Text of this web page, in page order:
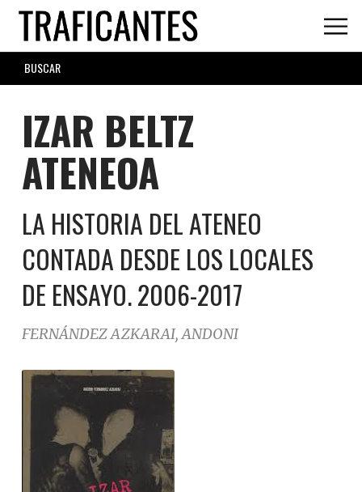
Skip
main
content
SEARCH
FORM
IZAR BELTZ
ATENEOA
LA HISTORIA DEL ATENEO
CONTADA DESDE LOS LOCALES
DE ENSAYO. 2006-2017
FERNÁNDEZ AZKARAI, ANDONI